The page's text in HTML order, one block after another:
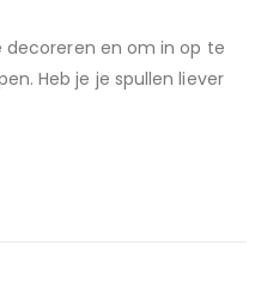
decoreren en om in op te
Heb je je spullen liever